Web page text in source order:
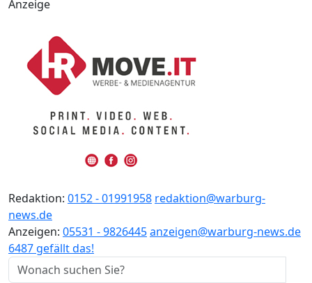
Anzeige
Redaktion: 0152 - 01991958 redaktion@warburg-
news.de
Anzeigen: 05531 - 9826445anzeigen@warburg-news.de
6487 gefällt das!